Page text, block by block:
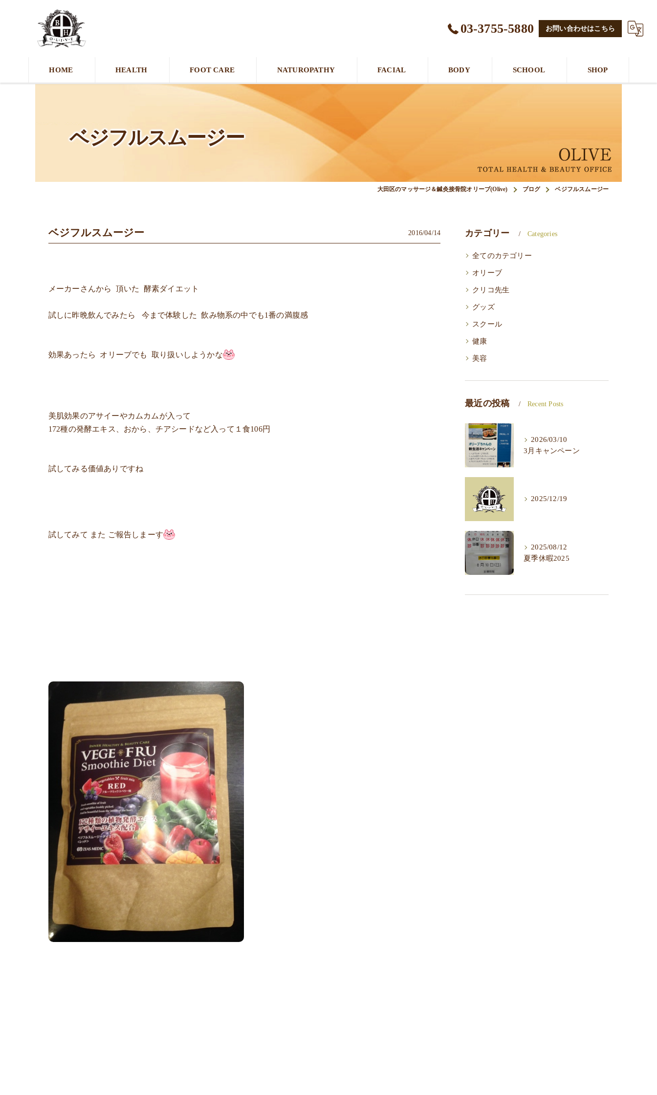
03-3755-5880 お問い合わせはこちら
HOME HEALTH FOOT CARE NATUROPATHY FACIAL BODY SCHOOL SHOP
ベジフルスムージー
大田区のマッサージ＆鍼灸接骨院オリーブ(Olive) ブログ ベジフルスムージー
ベジフルスムージー 2016/04/14
メーカーさんから 頂いた 酵素ダイエット
試しに昨晩飲んでみたら 今まで体験した 飲み物系の中でも1番の満腹感
効果あったら オリーブでも 取り扱いしようかな
美肌効果のアサイーやカムカムが入って
172種の発酵エキス、おから、チアシードなど入って１食106円
試してみる価値ありですね
試してみて また ご報告しまーす
カテゴリー Categories
全てのカテゴリー
オリーブ
クリコ先生
グッズ
スクール
健康
美容
最近の投稿 Recent Posts
2026/03/10
3月キャンペーン
2025/12/19
2025/08/12
夏季休暇2025